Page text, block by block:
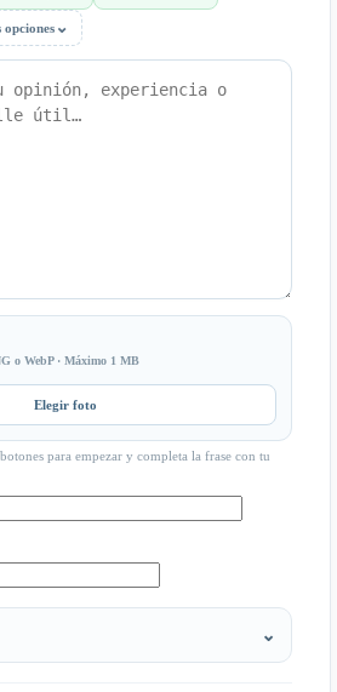
opciones ⌄
o WebP · Máximo 1 MB
Elegir foto
para empezar y completa la frase con tu